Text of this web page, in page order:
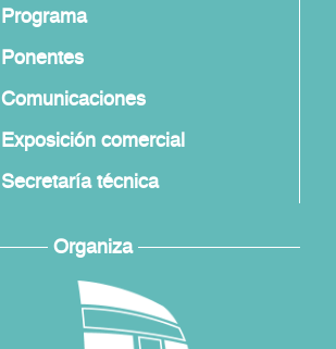
Programa
Ponentes
Comunicaciones
Exposición comercial
Secretaría técnica
Organiza